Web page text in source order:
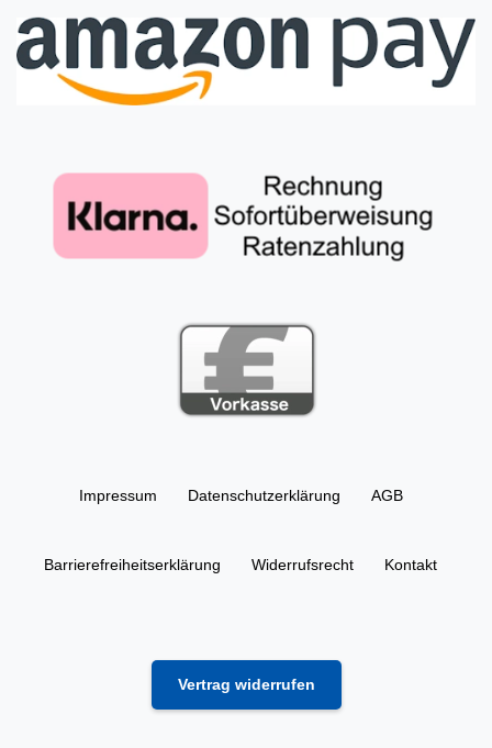
Impressum Daten­schutz­erklärung AGB
Barrierefreiheitserklärung Widerrufs­recht Kontakt
Vertrag widerrufen